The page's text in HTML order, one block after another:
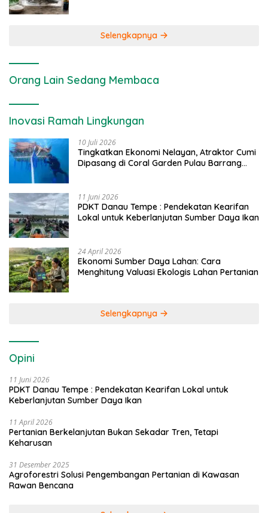
Selengkapnya
Orang Lain Sedang Membaca
Inovasi Ramah Lingkungan
10 Juli 2026
Tingkatkan Ekonomi Nelayan, Atraktor Cumi
Dipasang di Coral Garden Pulau Barrang
11 Juni 2026
PDKT Danau Tempe : Pendekatan Kearifan
Lokal untuk Keberlanjutan Sumber Daya Ikan
24 April 2026
Ekonomi Sumber Daya Lahan: Cara
Menghitung Valuasi Ekologis Lahan Pertanian
Selengkapnya
Opini
11 Juni 2026
PDKT Danau Tempe : Pendekatan Kearifan Lokal untuk
Keberlanjutan Sumber Daya Ikan
11 April 2026
Pertanian Berkelanjutan Bukan Sekadar Tren, Tetapi
Keharusan
31 Desember 2025
Agroforestri Solusi Pengembangan Pertanian di Kawasan
Rawan Bencana